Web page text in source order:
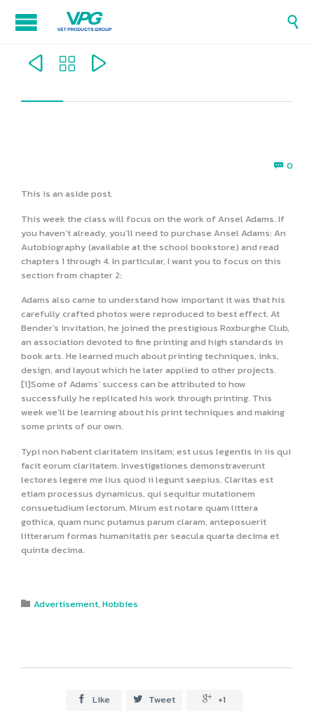

  
 0
This is an aside post.
This week the class will focus on the work of Ansel Adams. If
you haven’t already, you’ll need to purchase Ansel Adams: An
Autobiography (available at the school bookstore) and read
chapters 1 through 4. In particular, I want you to focus on this
section from chapter 2:
Adams also came to understand how important it was that his
carefully crafted photos were reproduced to best effect. At
Bender’s invitation, he joined the prestigious Roxburghe Club,
an association devoted to fine printing and high standards in
book arts. He learned much about printing techniques, inks,
design, and layout which he later applied to other projects.
[1]Some of Adams’ success can be attributed to how
successfully he replicated his work through printing. This
week we’ll be learning about his print techniques and making
some prints of our own.
Typi non habent claritatem insitam; est usus legentis in iis qui
facit eorum claritatem. Investigationes demonstraverunt
lectores legere me lius quod ii legunt saepius. Claritas est
etiam processus dynamicus, qui sequitur mutationem
consuetudium lectorum. Mirum est notare quam littera
gothica, quam nunc putamus parum claram, anteposuerit
litterarum formas humanitatis per seacula quarta decima et
quinta decima.
 Category
Advertisement, Hobbies
 Like  Tweet  +1